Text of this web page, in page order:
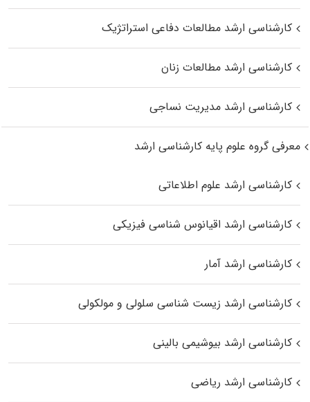
کارشناسی ارشد مطالعات دفاعی استراتژیک
کارشناسی ارشد مطالعات زنان
کارشناسی ارشد مدیریت نساجی
معرفی گروه علوم پایه کارشناسی ارشد
کارشناسی ارشد علوم اطلاعاتی
کارشناسی ارشد اقیانوس‌ شناسی فیزیکی
کارشناسی ارشد آمار
کارشناسی ارشد زیست شناسی سلولی و مولکولی
کارشناسی ارشد بیوشیمی بالینی
کارشناسی ارشد ریاضی